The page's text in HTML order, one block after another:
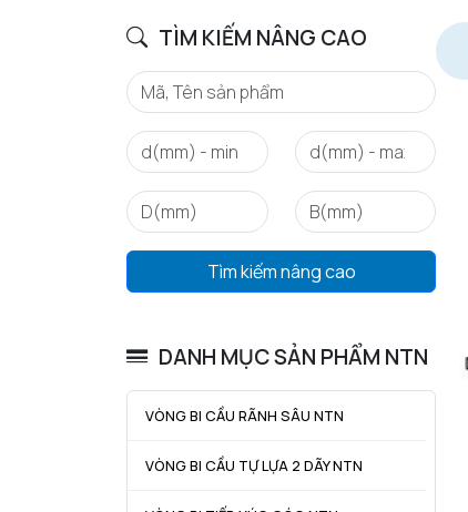
TÌM KIẾM NÂNG CAO
Tìm kiếm nâng cao
DANH MỤC SẢN PHẨM NTN
VÒNG BI CẦU RÃNH SÂU NTN
VÒNG BI CẦU TỰ LỰA 2 DÃY NTN